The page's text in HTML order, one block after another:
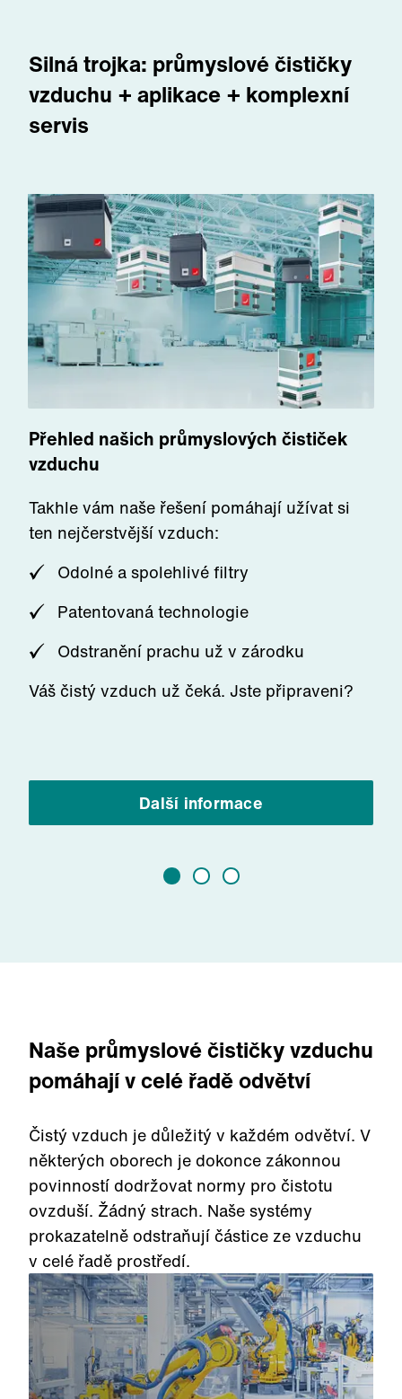
Silná trojka: průmyslové čističky
vzduchu + aplikace + komplexní
servis
Přehled našich průmyslových čističek
vzduchu
Takhle vám naše řešení pomáhají užívat si
ten nejčerstvější vzduch:
Odolné a spolehlivé filtry
Patentovaná technologie
Odstranění prachu už v zárodku
Váš čistý vzduch už čeká. Jste připraveni?
Další informace
Naše průmyslové čističky vzduchu
pomáhají v celé řadě odvětví
Čistý vzduch je důležitý v každém odvětví. V
některých oborech je dokonce zákonnou
povinností dodržovat normy pro čistotu
ovzduší. Žádný strach. Naše systémy
prokazatelně odstraňují částice ze vzduchu
v celé řadě prostředí.